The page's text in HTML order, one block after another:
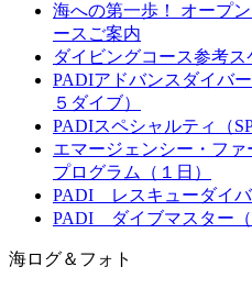
海への第一歩！ オープ
ースご案内
ダイビングコース参考
PADIアドバンスダイバ
５ダイブ）
PADIスペシャルティ（
エマージェンシー・ファ
プログラム（１日）
PADI レスキューダイバ
PADI ダイブマスター
海ログ＆フォト